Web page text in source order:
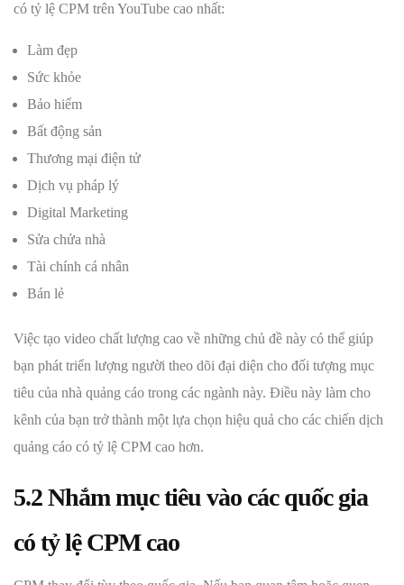
có tỷ lệ CPM trên YouTube cao nhất:
Làm đẹp
Sức khỏe
Bảo hiểm
Bất động sản
Thương mại điện tử
Dịch vụ pháp lý
Digital Marketing
Sửa chửa nhà
Tài chính cá nhân
Bán lẻ
Việc tạo video chất lượng cao về những chủ đề này có thể giúp
bạn phát triển lượng người theo dõi đại diện cho đối tượng mục
tiêu của nhà quảng cáo trong các ngành này. Điều này làm cho
kênh của bạn trở thành một lựa chọn hiệu quả cho các chiến dịch
quảng cáo có tỷ lệ CPM cao hơn.
5.2 Nhắm mục tiêu vào các quốc gia
có tỷ lệ CPM cao